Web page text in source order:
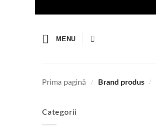
MENU
Prima pagină / Brand produs /
Categorii